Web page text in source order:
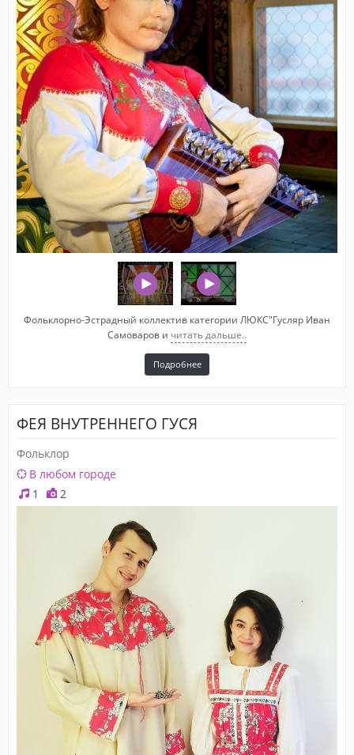
Фольклорно-Эстрадный коллектив категории ЛЮКС"Гусляр Иван
Самоваров и читать дальше..
Подробнее
ФЕЯ ВНУТРЕННЕГО ГУСЯ
Фольклор
В любом городе
1
2